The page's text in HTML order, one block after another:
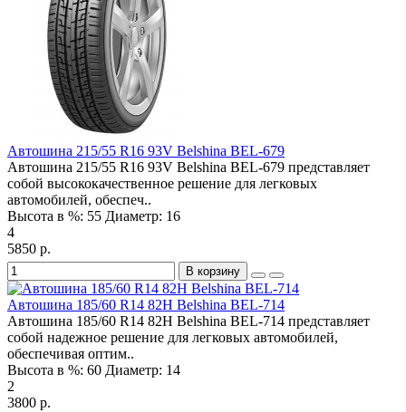
Автошина 215/55 R16 93V Belshina BEL-679
Автошина 215/55 R16 93V Belshina BEL-679 представляет
собой высококачественное решение для легковых
автомобилей, обеспеч..
Высота в %: 55 Диаметр: 16
4
5850 р.
В корзину
Автошина 185/60 R14 82H Belshina BEL-714
Автошина 185/60 R14 82H Belshina BEL-714 представляет
собой надежное решение для легковых автомобилей,
обеспечивая оптим..
Высота в %: 60 Диаметр: 14
2
3800 р.